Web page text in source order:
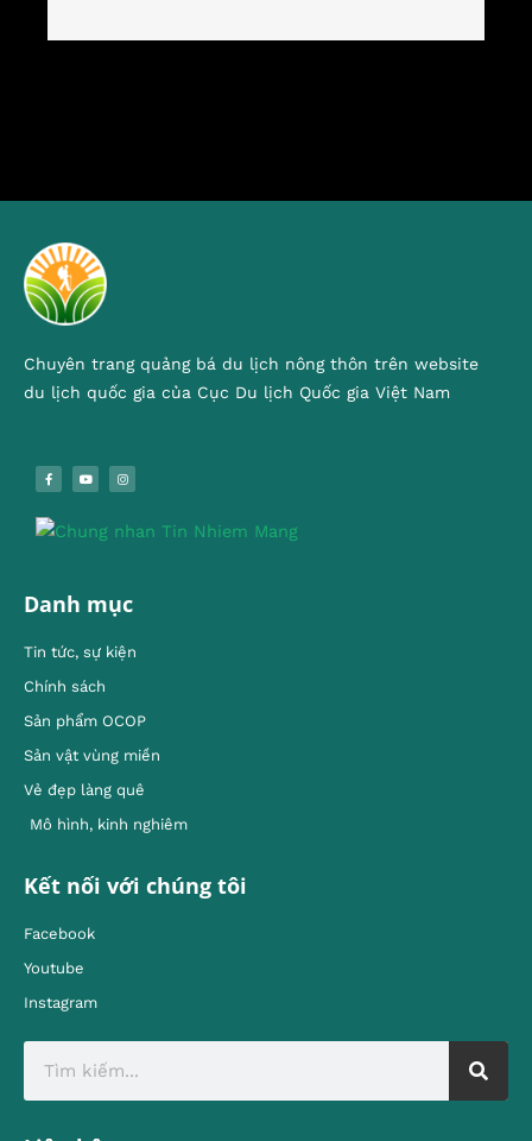
Chuyên trang quảng bá du lịch nông thôn trên website
du lịch quốc gia của Cục Du lịch Quốc gia Việt Nam
Danh mục
Tin tức, sự kiện
Chính sách
Sản phẩm OCOP
Sản vật vùng miền
Vẻ đẹp làng quê
Mô hình, kinh nghiêm
Kết nối với chúng tôi
Facebook
Youtube
Instagram